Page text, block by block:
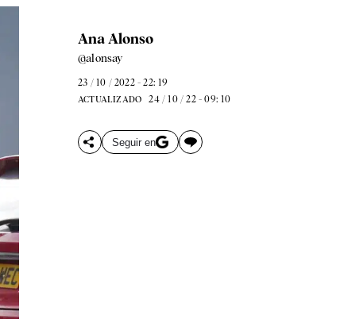
Ana Alonso
@alonsay
23 / 10 / 2022 - 22: 19
ACTUALIZADO 24 / 10 / 22 - 09: 10
Seguir en